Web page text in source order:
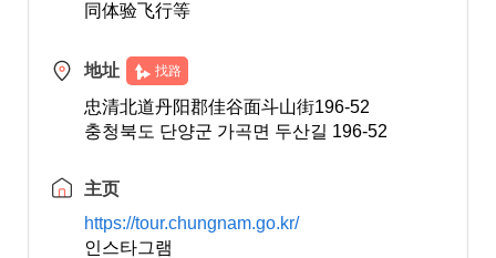
同体验飞行等
地址 找路
忠清北道丹阳郡佳谷面斗山街196-52
충청북도 단양군 가곡면 두산길 196-52
主页
https://tour.chungnam.go.kr/
인스타그램